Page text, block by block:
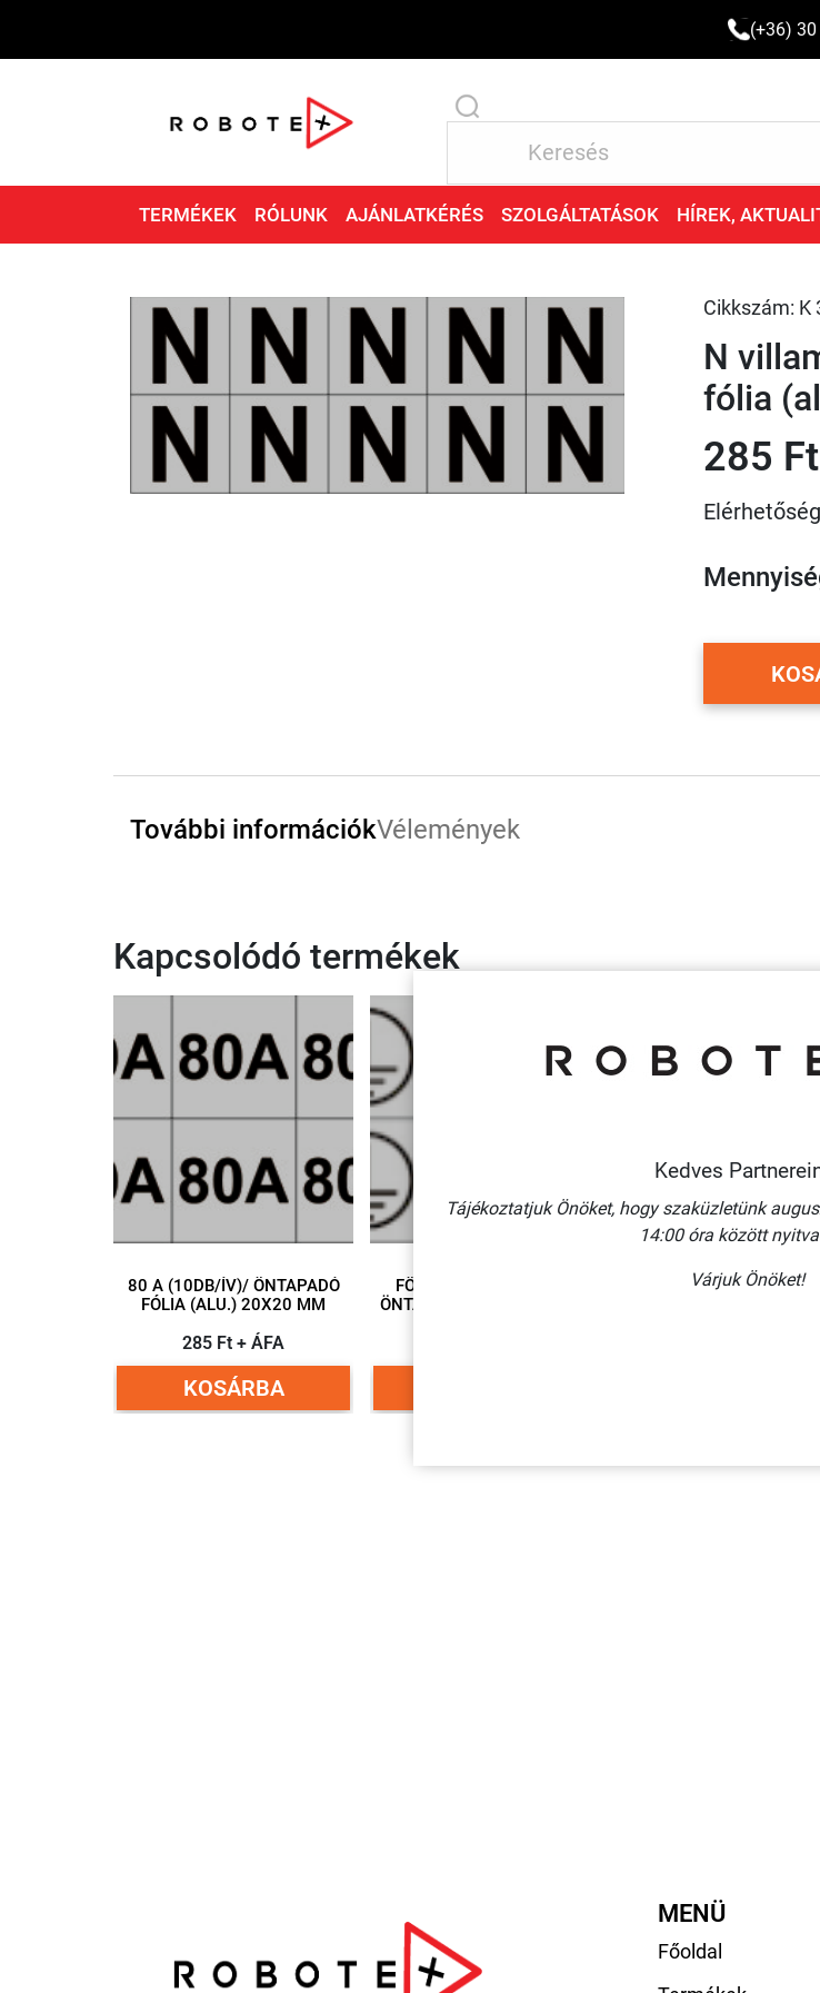
(+36)
TERMÉKEK RÓLUNK AJÁNLATKÉRÉS SZOLGÁLTATÁSOK HÍREK,
Cikkszám: K
N
fólia
285
További információkVélemények
Kapcsolódó termékek
80 A (10DB/ÍV)/ ÖNTAPADÓ
FÓLIA (ALU.) 20X20 MM
285 Ft + ÁFA
KOSÁRBA
FÖLDELÉSJEL (40DB/ÍV)/
ÖNTAPADÓ VINIL 20X20 MM
160 A (10DB/ÍV)/ ÖNTAPADÓ
MENÜ
Főoldal
Kedves
Tájékoztatjuk Önöket, hogy szaküzletünk
14:00 óra között
Várjuk Önöket!